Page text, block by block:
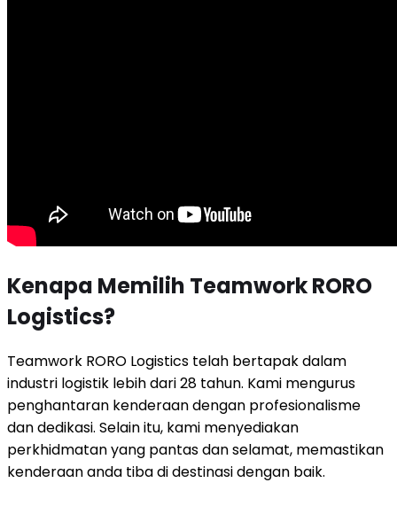
Kenapa Memilih Teamwork RORO
Logistics?
Teamwork RORO Logistics telah bertapak dalam
industri logistik lebih dari 28 tahun. Kami mengurus
penghantaran kenderaan dengan profesionalisme
dan dedikasi. Selain itu, kami menyediakan
perkhidmatan yang pantas dan selamat, memastikan
kenderaan anda tiba di destinasi dengan baik.